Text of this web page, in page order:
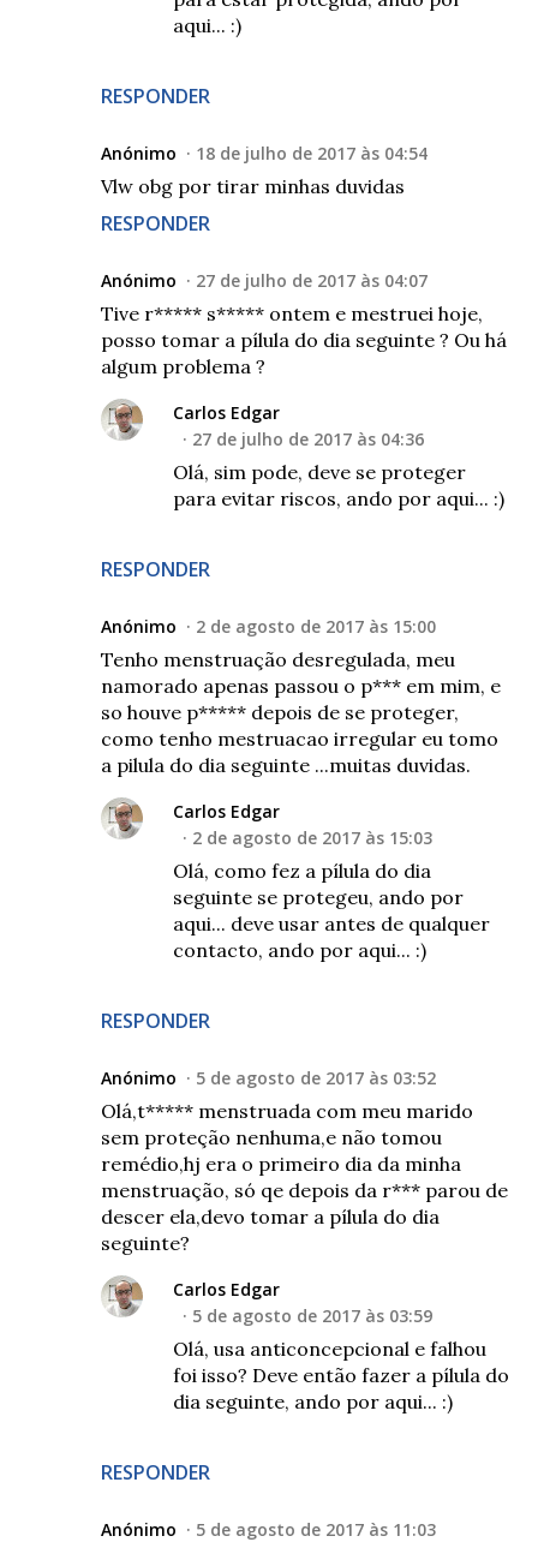
RESPONDER
aqui... :)
Anónimo 18 de julho de 2017 às 04:54
Vlw obg por tirar minhas duvidas
RESPONDER
Anónimo 27 de julho de 2017 às 04:07
Tive r***** s***** ontem e mestruei hoje,
posso tomar a pílula do dia seguinte ? Ou há
algum problema ?
RESPONDER
Carlos Edgar
27 de julho de 2017 às 04:36
Olá, sim pode, deve se proteger
para evitar riscos, ando por aqui... :)
Anónimo 2 de agosto de 2017 às 15:00
Tenho menstruação desregulada, meu
namorado apenas passou o p*** em mim, e
so houve p***** depois de se proteger,
como tenho mestruacao irregular eu tomo
a pilula do dia seguinte ...muitas duvidas.
RESPONDER
Carlos Edgar
2 de agosto de 2017 às 15:03
Olá, como fez a pílula do dia
seguinte se protegeu, ando por
aqui... deve usar antes de qualquer
contacto, ando por aqui... :)
Anónimo 5 de agosto de 2017 às 03:52
Olá,t***** menstruada com meu marido
sem proteção nenhuma,e não tomou
remédio,hj era o primeiro dia da minha
menstruação, só qe depois da r*** parou de
descer ela,devo tomar a pílula do dia
seguinte?
RESPONDER
Carlos Edgar
5 de agosto de 2017 às 03:59
Olá, usa anticoncepcional e falhou
foi isso? Deve então fazer a pílula do
dia seguinte, ando por aqui... :)
Anónimo 5 de agosto de 2017 às 11:03